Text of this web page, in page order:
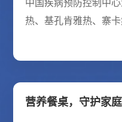
中国疾病预防控制中
热、基孔肯雅热、寨
营养餐桌，守护家